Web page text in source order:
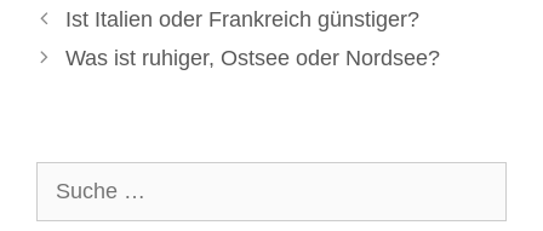
Ist Italien oder Frankreich günstiger?
Was ist ruhiger, Ostsee oder Nordsee?
nach: